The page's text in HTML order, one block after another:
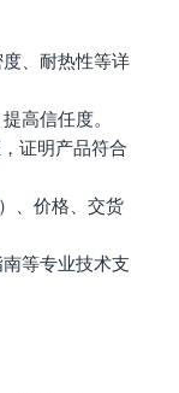
、耐热性等详
高信任度。
证明产品符合
、价格、交货
等专业技术支